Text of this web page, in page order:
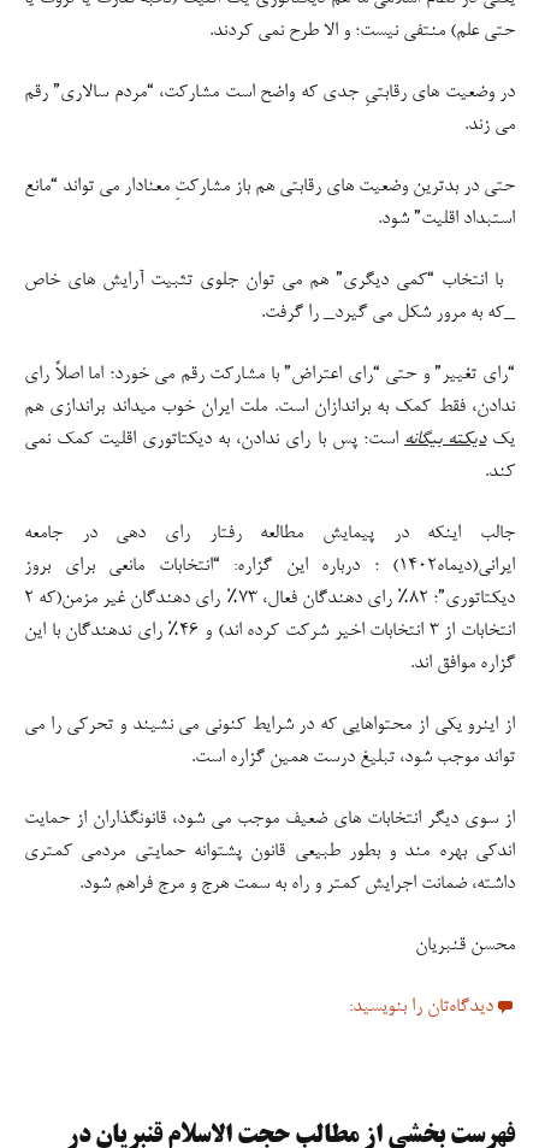
حتی علم) منتفی نیست؛ و الا طرح نمی کردند.
در وضعیت های رقابتیِ جدی که واضح است مشارکت، “مردم سالاری” رقم
می زند.
حتی در بدترین وضعیت های رقابتی هم باز مشارکتِ معنادار می تواند “مانع
استبداد اقلیت” شود.
با انتخاب “کمی دیگری” هم می توان جلوی تثبیت آرایش های خاص
_که به مرور شکل می گیرد_ را گرفت.
“رای تغییر” و حتی “رای اعتراض” با مشارکت رقم می خورد؛ اما اصلاً رای
ندادن، فقط کمک به براندازان است. ملت ایران خوب میداند براندازی هم
یکدیکته بیگانهاست؛ پس با رای ندادن، به دیکتاتوری اقلیت کمک نمی
کند.
جالب اینکه در پیمایش مطالعه رفتار رای دهی در جامعه
ایرانی(دیماه۱۴۰۲) ؛ درباره این گزاره: “انتخابات مانعی برای بروز
دیکتاتوری”؛ ۸۲٪ رای دهندگان فعال، ۷۳٪ رای دهندگان غیر مزمن(که ۲
انتخابات از ۳ انتخابات اخیر شرکت کرده اند) و ۴۶٪ رای ندهندگان با این
گزاره موافق اند.
از اینرو یکی از محتواهایی که در شرایط کنونی می نشیند و تحرکی را می
تواند موجب شود، تبلیغ درست همین گزاره است.
از سوی دیگر انتخابات های ضعیف موجب می شود، قانونگذاران از حمایت
اندکی بهره مند و بطور طبیعی قانون پشتوانه حمایتی مردمی کمتری
داشته، ضمانت اجرایش کمتر و راه به سمت هرج و مرج فراهم شود.
محسن قنبریان
دیدگاه‌تان را بنویسید:
فهرست بخشی از مطالب حجت الاسلام قنبریان در